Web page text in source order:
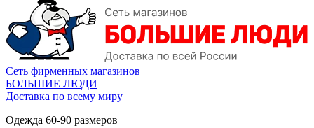
Сеть фирменных магазинов
БОЛЬШИЕ ЛЮДИ
Доставка по всему миру
Одежда 60-90 размеров